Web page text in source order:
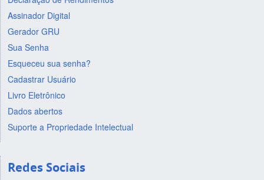
Assinador Digital
Gerador GRU
Sua Senha
Esqueceu sua senha?
Cadastrar Usuário
Livro Eletrônico
Dados abertos
Suporte a Propriedade Intelectual
Redes Sociais